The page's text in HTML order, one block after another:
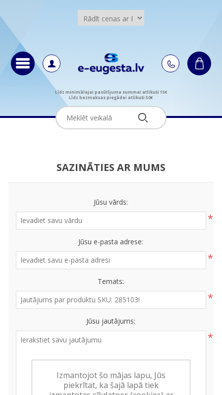
Līdz minimālajai pasūtījuma summai atlikuši 15€
Līdz bezmaksas piegādei atlikuši 50€
SAZINĀTIES AR MUMS
Jūsu vārds:
*
Jūsu e-pasta adrese:
*
Temats:
*
Jūsu jautājums:
*
Izmantojot šo mājas lapu, Jūs
piekrītat, ka šajā lapā tiek